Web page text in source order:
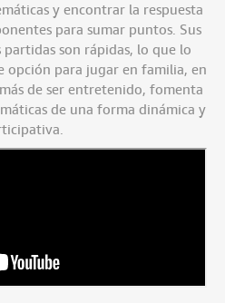
y encontrar la respuesta
para sumar puntos. Sus
partidas son rápidas, lo que lo
opción para jugar en familia, en
de ser entretenido, fomenta
de una forma dinámica y